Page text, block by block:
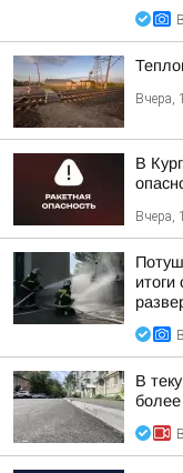
Вчера,
В
Вчера,
В
более